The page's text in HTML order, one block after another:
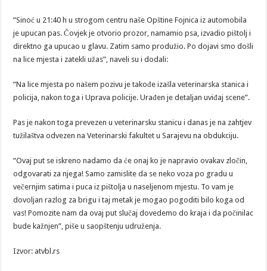
“Sinoć u 21:40 h u strogom centru naše Opštine Fojnica iz automobila
je upucan pas. Čovjek je otvorio prozor, namamio psa, izvadio pištolj i
direktno ga upucao u glavu. Zatim samo produžio. Po dojavi smo došli
na lice mjesta i zatekli užas”, naveli su i dodali:
“Na lice mjesta po našem pozivu je takođe izašla veterinarska stanica i
policija, nakon toga i Uprava policije. Urađen je detaljan uviđaj scene”.
Pas je nakon toga prevezen u veterinarsku stanicu i danas je na zahtjev
tužilaštva odvezen na Veterinarski fakultet u Sarajevu na obdukciju.
“Ovaj put se iskreno nadamo da će onaj ko je napravio ovakav zločin,
odgovarati za njega! Samo zamislite da se neko voza po gradu u
večernjim satima i puca iz pištolja u naseljenom mjestu. To vam je
dovoljan razlog za brigu i taj metak je mogao pogoditi bilo koga od
vas! Pomozite nam da ovaj put slučaj dovedemo do kraja i da počinilac
bude kažnjen”, piše u saopštenju udruženja.
Izvor: atvbl.rs